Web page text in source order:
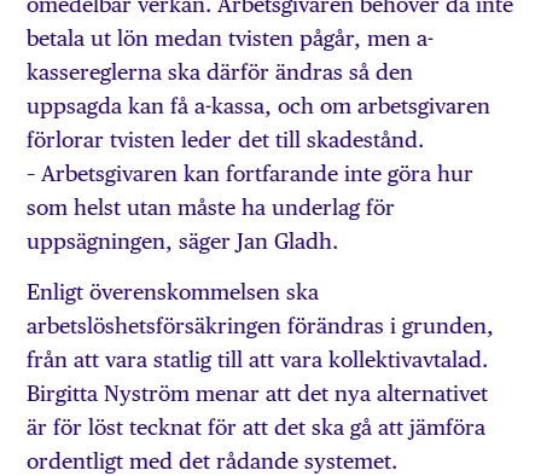
betala ut lön medan tvisten pågår, men a-
kassereglerna ska därför ändras så den
uppsagda kan få a-kassa, och om arbetsgivaren
förlorar tvisten leder det till skadestånd.
– Arbetsgivaren kan fortfarande inte göra hur
som helst utan måste ha underlag för
uppsägningen, säger Jan Gladh.
Enligt överenskommelsen ska
arbetslöshetsförsäkringen förändras i grunden,
från att vara statlig till att vara kollektivavtalad.
Birgitta Nyström menar att det nya alternativet
är för löst tecknat för att det ska gå att jämföra
ordentligt med det rådande systemet.